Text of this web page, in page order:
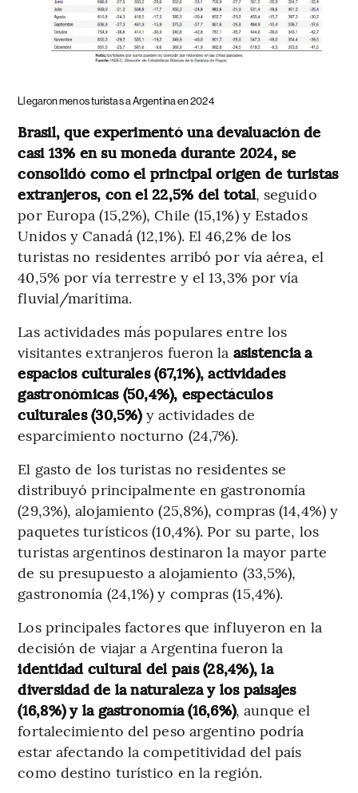
Llegaron menos turistas a Argentina en 2024
Brasil, que experimentó una devaluación de
casi 13% en su moneda durante 2024, se
consolidó como el principal origen de turistas
extranjeros, con el 22,5% del total, seguido
por Europa (15,2%), Chile (15,1%) y Estados
Unidos y Canadá (12,1%). El 46,2% de los
turistas no residentes arribó por vía aérea, el
40,5% por vía terrestre y el 13,3% por vía
fluvial/marítima.
Las actividades más populares entre los
visitantes extranjeros fueron la asistencia a
espacios culturales (67,1%), actividades
gastronómicas (50,4%), espectáculos
culturales (30,5%)y actividades de
esparcimiento nocturno (24,7%).
El gasto de los turistas no residentes se
distribuyó principalmente en gastronomía
(29,3%), alojamiento (25,8%), compras (14,4%) y
paquetes turísticos (10,4%). Por su parte, los
turistas argentinos destinaron la mayor parte
de su presupuesto a alojamiento (33,5%),
gastronomía (24,1%) y compras (15,4%).
Los principales factores que influyeron en la
decisión de viajar a Argentina fueron la
identidad cultural del país (28,4%), la
diversidad de la naturaleza y los paisajes
(16,8%) y la gastronomía (16,6%), aunque el
fortalecimiento del peso argentino podría
estar afectando la competitividad del país
como destino turístico en la región.